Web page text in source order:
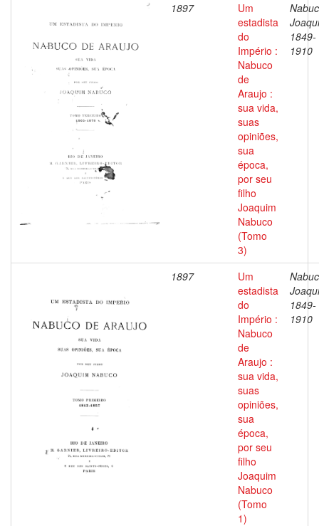
1897
Um
estadista
do
Império :
Nabuco
de
Araujo :
sua vida,
suas
opiniões,
sua
época,
por seu
filho
Joaquim
Nabuco
(Tomo
3)
1849-
1910
1897
Um
estadista
do
Império :
Nabuco
de
Araujo :
sua vida,
suas
opiniões,
sua
época,
por seu
filho
Joaquim
Nabuco
(Tomo
1)
1849-
1910